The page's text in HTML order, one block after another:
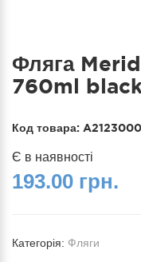
Фляга
760ml
Код товара:
Є в наявності
193.00 грн.
Категорія: Фляги